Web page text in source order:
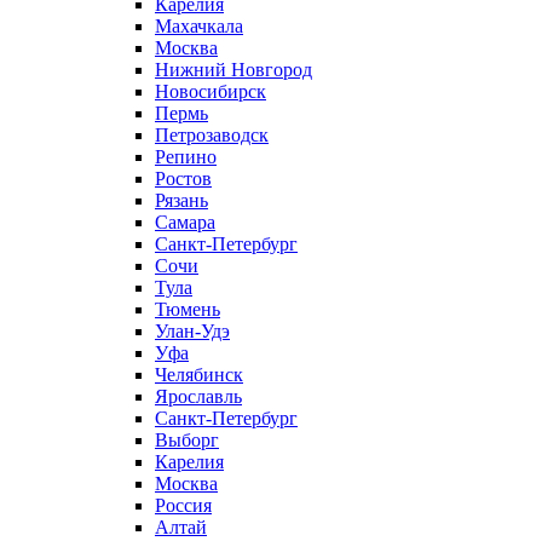
Карелия
Махачкала
Москва
Нижний Новгород
Новосибирск
Пермь
Петрозаводск
Репино
Ростов
Рязань
Самара
Санкт-Петербург
Сочи
Тула
Тюмень
Улан-Удэ
Уфа
Челябинск
Ярославль
Санкт-Петербург
Выборг
Карелия
Москва
Россия
Алтай